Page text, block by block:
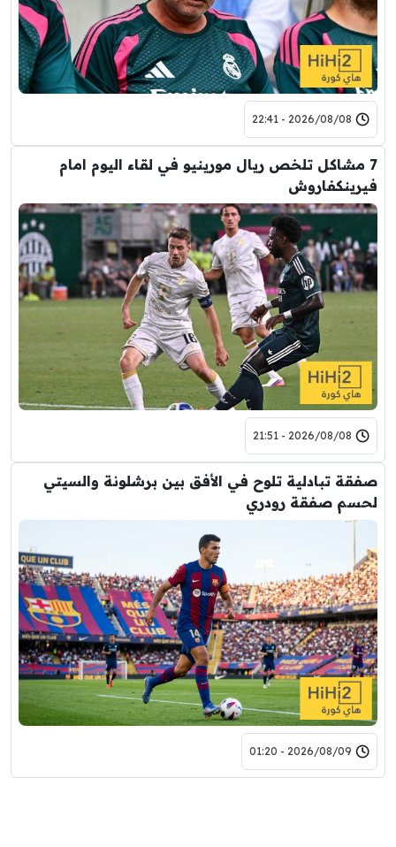
2026/08/08 - 22:41
7 مشاكل تلخص ريال مورينيو في لقاء اليوم امام
فيرينكفاروش
2026/08/08 - 21:51
صفقة تبادلية تلوح في الأفق بين برشلونة والسيتي
لحسم صفقة رودري
2026/08/09 - 01:20